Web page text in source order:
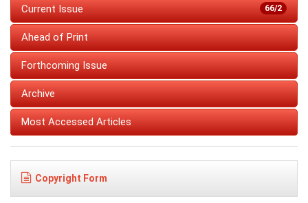
66/2
Current Issue
Ahead of Print
Forthcoming Issue
Archive
Most Accessed Articles
Copyright Form